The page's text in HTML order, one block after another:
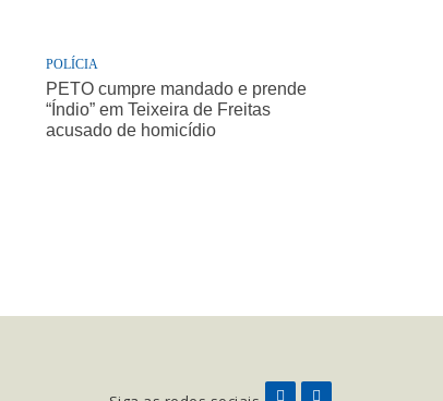
POLÍCIA
PETO cumpre mandado e prende
“Índio” em Teixeira de Freitas
acusado de homicídio